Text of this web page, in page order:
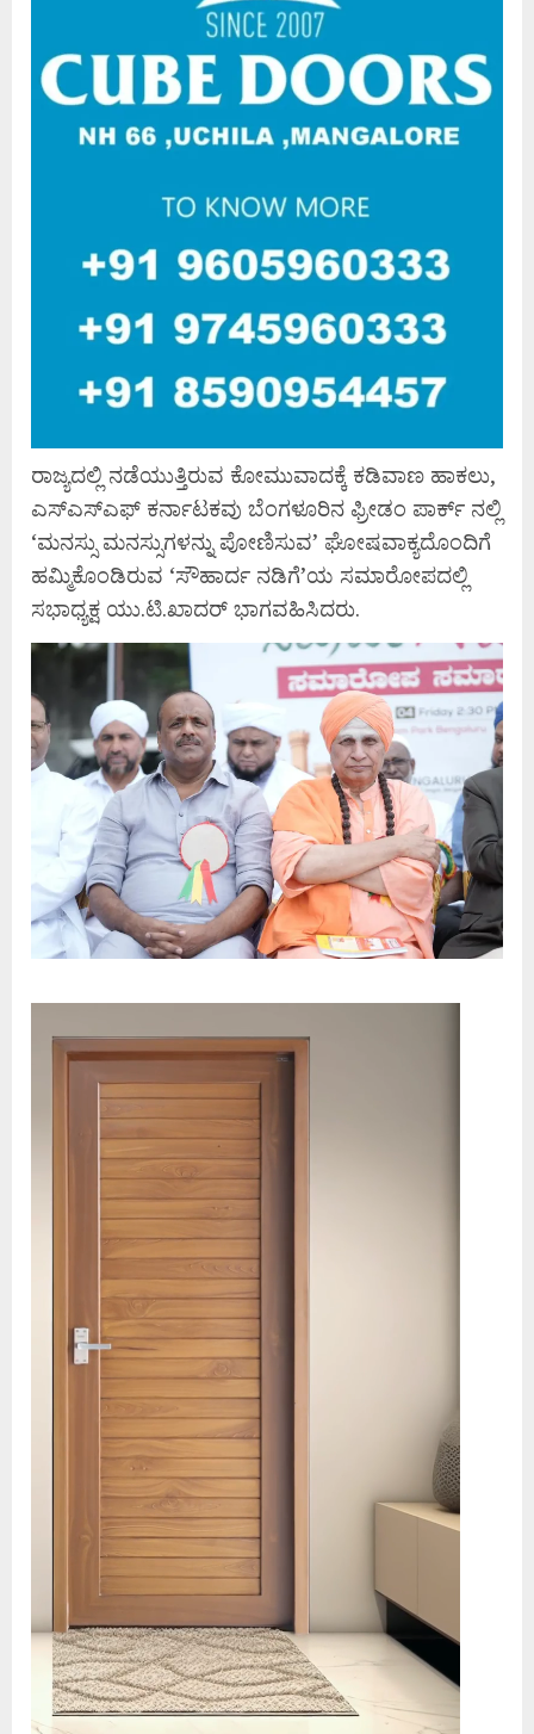
ರಾಜ್ಯದಲ್ಲಿ ನಡೆಯುತ್ತಿರುವ ಕೋಮುವಾದಕ್ಕೆ ಕಡಿವಾಣ ಹಾಕಲು,
ಎಸ್‌ಎಸ್‌ಎಫ್ ಕರ್ನಾಟಕವು ಬೆಂಗಳೂರಿನ ಫ್ರೀಡಂ ಪಾರ್ಕ್ ನಲ್ಲಿ
‘ಮನಸ್ಸು ಮನಸ್ಸುಗಳನ್ನು ಪೋಣಿಸುವ’ ಘೋಷವಾಕ್ಯದೊಂದಿಗೆ
ಹಮ್ಮಿಕೊಂಡಿರುವ ‘ಸೌಹಾರ್ದ ನಡಿಗೆ’ಯ ಸಮಾರೋಪದಲ್ಲಿ
ಸಭಾಧ್ಯಕ್ಷ ಯು.ಟಿ.ಖಾದರ್ ಭಾಗವಹಿಸಿದರು.